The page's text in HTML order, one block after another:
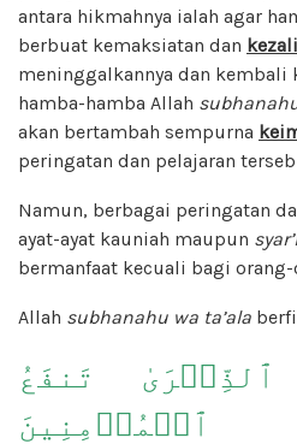
antara hikmahnya ialah agar
berbuat kemaksiatan dan
meninggalkannya dan kembali
hamba-hamba Allah
akan bertambah sempurna
peringatan dan pelajaran
Namun, berbagai peringatan
ayat-ayat kauniah maupun
bermanfaat kecuali bagi
Allah subhanahu wa ta’ala
تَنفَعُ
ٱلۡمُؤۡمِنِينَ